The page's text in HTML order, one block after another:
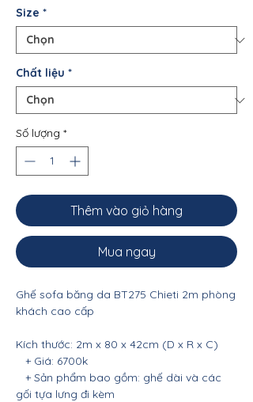
Size *
Chất liệu *
Số lượng *
Thêm vào giỏ hàng
Mua ngay
Ghế sofa băng da BT275 Chieti 2m phòng
khách cao cấp
Kích thước: 2m x 80 x 42cm (D x R x C)
+ Giá: 6700k
+ Sản phẩm bao gồm: ghế dài và các
gối tựa lưng đi kèm